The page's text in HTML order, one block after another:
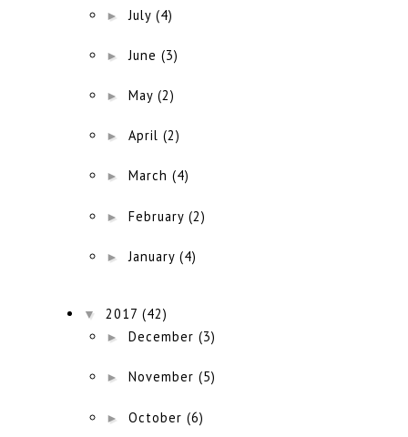
►July(4)
►June(3)
►May(2)
►April(2)
►March(4)
►February(2)
►January(4)
▼ 2017(42)
►December(3)
►November(5)
►October(6)